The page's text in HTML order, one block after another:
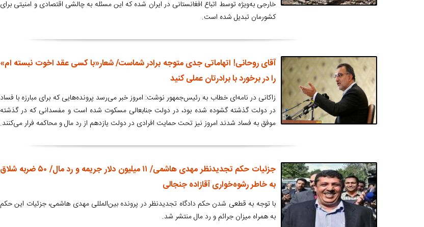
خارجی به‌ویژه توسط اتباع افغانستانی در ایران شده که این مسئله به چالشی اقتصادی و امنیتی برای
کشورمان تبدیل شده است.
آقای روحانی! اتهاماتی جدی متوجه برادر شماست/ شعار«با کسی عقد اخوت نبسته ام»
را در برخورد با برادرتان عملی کنید
زاکانی در نامه‌ای خطاب به رئیس‌جمهور نوشت: امروز خبر می‌رسد پرونده‌هایی که برای مبارزه با فساد
در دولت گذشته گشوده شده بود، در دولت جنابعالی مسکوت شده است و مفسدانی که در گذشته
موفق به فساد شدند امروز نیز تحت حمایت افرادی در دولت یازدهم از رد مال و محاکمه فرار می‌کنند.
جزئیات حکم تجدیدنظر مهدی هاشمی/ ۱۱ میلیون دلار جریمه و رد مال/ ۵۰ ضربه شلاق
به خاطر رشوه‌خواری آقازاده جنجالی
با توجه به قطعی شدن حکم دادگاه تجدیدنظر در پرونده بین‌المللی مهدی هاشمی، جزئیات این حکم
به همراه میزان جرائم و رد مال منتشر شد.